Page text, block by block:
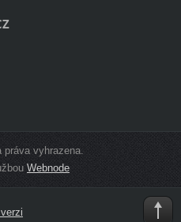
vyhrazena.
Webnode